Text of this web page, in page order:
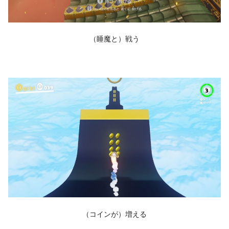
（睡魔と）戦う
（コインが）増える